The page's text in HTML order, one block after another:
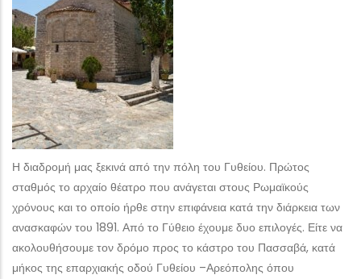
Η διαδρομή μας ξεκινά από την πόλη του Γυθείου. Πρώτος
σταθμός το αρχαίο θέατρο που ανάγεται στους Ρωμαϊκούς
χρόνους και το οποίο ήρθε στην επιφάνεια κατά την διάρκεια των
ανασκαφών του 1891. Από το Γύθειο έχουμε δυο επιλογές. Είτε να
ακολουθήσουμε τον δρόμο προς το κάστρο του Πασσαβά, κατά
μήκος της επαρχιακής οδού Γυθείου –Αρεόπολης όπου